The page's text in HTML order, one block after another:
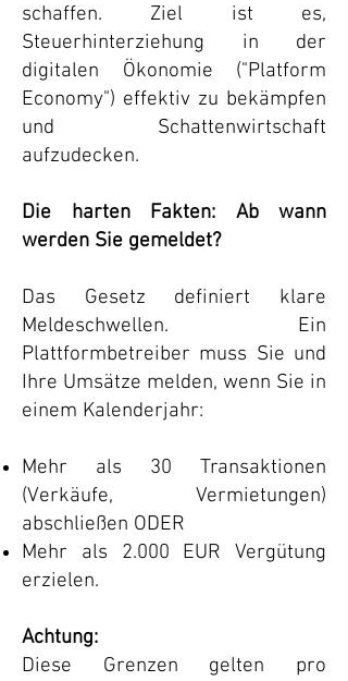
schaffen. Ziel ist es,
Steuerhinterziehung in der
digitalen Ökonomie ("Platform
Economy") effektiv zu bekämpfen
und Schattenwirtschaft
aufzudecken.
Die harten Fakten: Ab wann
werden Sie gemeldet?
Das Gesetz definiert klare
Meldeschwellen. Ein
Plattformbetreiber muss Sie und
Ihre Umsätze melden, wenn Sie in
einem Kalenderjahr:
Mehr als 30 Transaktionen
(Verkäufe, Vermietungen)
abschließen ODER
Mehr als 2.000 EUR Vergütung
erzielen.
Achtung:
Diese Grenzen gelten pro